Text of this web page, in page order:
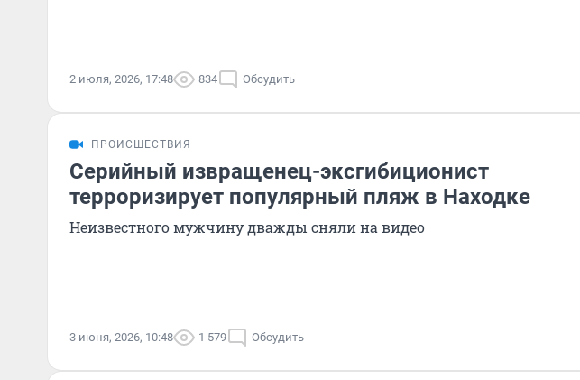
2 июля, 2026, 17:48 834 Обсудить
ПРОИСШЕСТВИЯ
Серийный извращенец-эксгибиционист
терроризирует популярный пляж в Находке
Неизвестного мужчину дважды сняли на видео
3 июня, 2026, 10:48 1 579 Обсудить